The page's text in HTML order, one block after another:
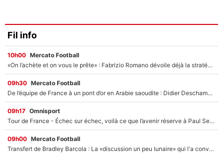
Fil info
10h00 Mercato Football
«On l’achète et on vous le prête» : Fabrizio Romano dévoile déjà la stratégie du PSG avec le transfert de Zion Suzuki !
09h30 Mercato Football
De l’équipe de France à un pont d’or en Arabie saoudite : Didier Deschamps a donné sa réponse !
09h17 Omnisport
Tour de France - Échec sur échec, voilà ce que l’avenir réserve à Paul Seixas : «Tant qu’il y aura un Pogacar comme celui-là...»
09h00 Mercato Football
Transfert de Bradley Barcola : La «discussion un peu lunaire» qui l'a convaincu de quitter le PSG, son entourage est pointé du doigt